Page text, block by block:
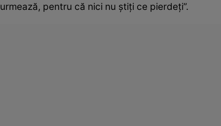
urmează, pentru că nici nu ştiţi ce pierdeţi”.